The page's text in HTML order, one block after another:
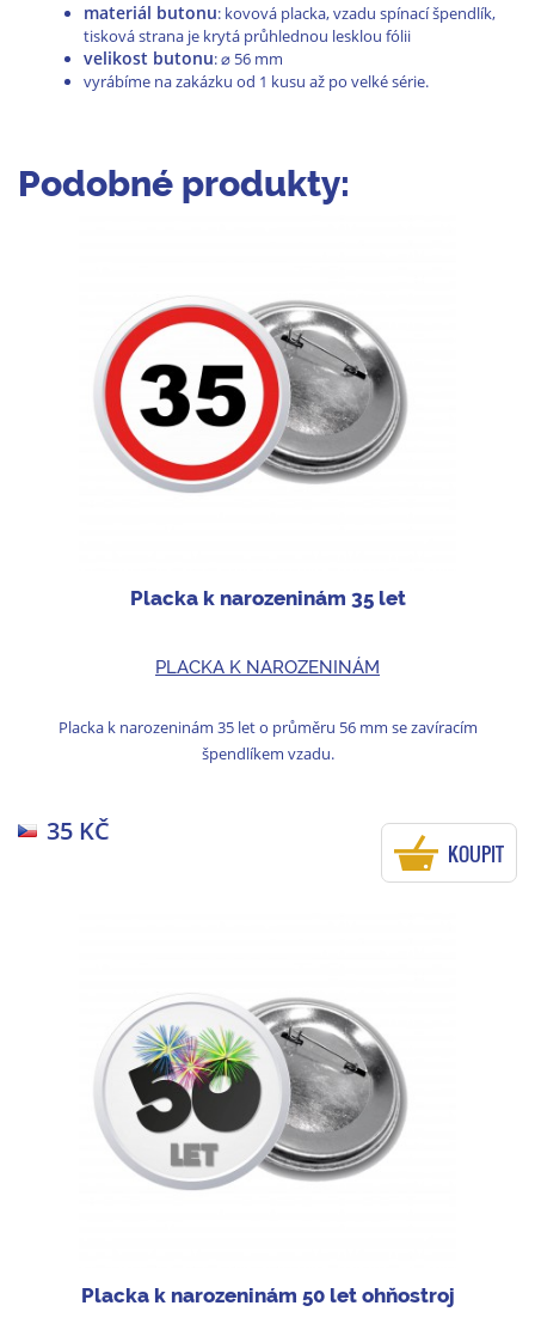
materiál butonu: kovová placka, vzadu spínací špendlík,
tisková strana je krytá průhlednou lesklou fólii
velikost butonu:⌀ 56 mm
vyrábíme na zakázku od 1 kusu až po velké série.
Podobné produkty:
Placka k narozeninám 35 let
PLACKA K NAROZENINÁM
Placka k narozeninám 35 let o průměru 56 mm se zavíracím
špendlíkem vzadu.
35 KČ
KOUPIT
Placka k narozeninám 50 let ohňostroj